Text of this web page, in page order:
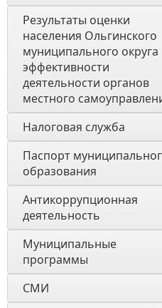
Результаты оценки
населения Ольгинского
муниципального округа
эффективности
деятельности органов
местного
Налоговая служба
Паспорт
образования
Антикоррупционная
деятельность
Муниципальные
программы
СМИ